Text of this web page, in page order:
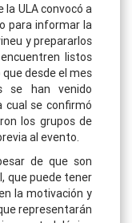
la ULA convocó a
para informar la
y prepararlos
listos
desde el mes
se han venido
cual se confirmó
los grupos de
al evento.
de que son
que puede tener
la motivación y
representarán